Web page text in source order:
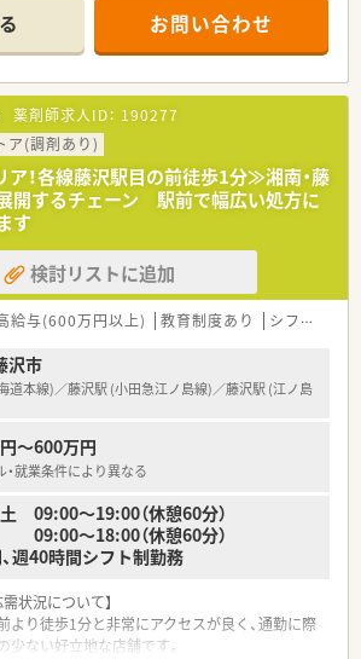
から80枚の処方箋に対応しています。
員1名、パート1名の計2名体制で、常時1名から2
あたっています。
る人物像について】
のための募集であり、薬剤師としての経験をお
ています。
不可ですが、病院経験のみの方も相談可能で、
活躍いただける方を歓迎しています。
アに根差して、人と人とのつながりを大切にし
という意欲的な方を歓迎しています。
て】
の歴史を持ち、本社のある藤沢地区を中心とし
地域に密着した店舗展開をしています。
する調剤併設店です。
と美しさをサポートすることを経営理念とし、地
薬局づくりを目指しています。
中】
の利便性を重視し、複数の沿線を利用できる湘南
神経外科などの専門性の高い科目に触れ、幅広い
磨きたい方が活躍しています。
職場で、人と人とのつながりを大切にし、社会人
お問い合わせ
薬剤師求人ID： 190277
ア(調剤あり)
ア！各線藤沢駅目の前徒歩1分≫湘南・藤
開するチェーン 駅前で幅広い処方に
す
検討リストに追加
給与(600万円以上) 教育制度あり シフト制
沢市
道本線)／藤沢駅 (小田急江ノ島線)／藤沢駅 (江ノ島
～600万円
・就業条件により異なる
09:00～19:00（休憩60分）
～18:00（休憩60分）
週40時間シフト制勤務
状況について】
り徒歩1分と非常にアクセスが良く、通勤に際
少ない好立地な店舗です。